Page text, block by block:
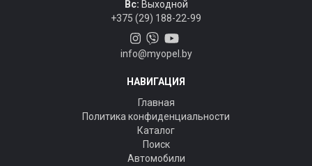
Вс: Выходной
+375 (29) 188-22-99
info@myopel.by
НАВИГАЦИЯ
Главная
Политика конфиденциальности
Каталог
Поиск
Автомобили